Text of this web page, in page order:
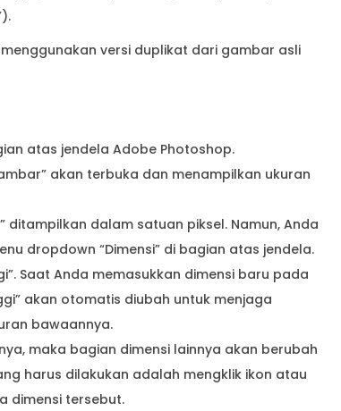
versi duplikat dari gambar asli
atas jendela Adobe Photoshop.
akan terbuka dan menampilkan ukuran
ditampilkan dalam satuan piksel. Namun, Anda
dropdown “Dimensi” di bagian atas jendela.
Saat Anda memasukkan dimensi baru pada
akan otomatis diubah untuk menjaga
bawaannya.
maka bagian dimensi lainnya akan berubah
harus dilakukan adalah mengklik ikon atau
dimensi tersebut.